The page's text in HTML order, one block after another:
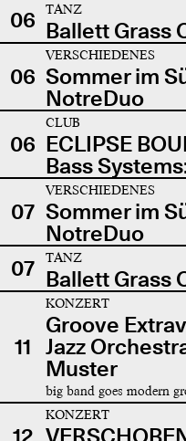
06
TANZ
Ballett Grass
06
VERSCHIEDENES
Sommer im
NotreDuo
06
CLUB
ECLIPSE
Bass
07
VERSCHIEDENES
Sommer im
NotreDuo
07
TANZ
Ballett Grass
11
KONZERT
Groove
Jazz
Muster
big band goes modern
KONZERT